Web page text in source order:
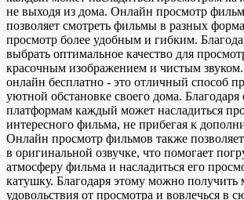
не выходя из дома. Онлайн просмотр
позволяет смотреть фильмы в разных
просмотр более удобным и гибким.
выбрать оптимальное качество для
красочным изображением и чистым
онлайн бесплатно - это отличный способ
уютной обстановке своего дома. Благодаря
платформам каждый может насладиться
интересного фильма, не прибегая к
Онлайн просмотр фильмов также
в оригинальной озвучке, что помогает
атмосферу фильма и насладиться его
катушку. Благодаря этому можно получить
удовольствия от просмотра и вовлечься в